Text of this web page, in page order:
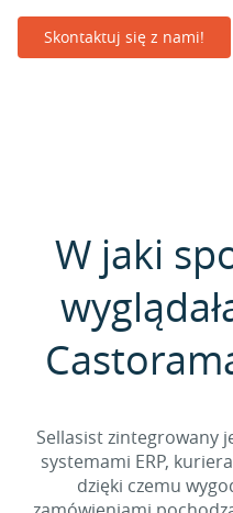
Skontaktuj się z nami!
W jaki
Sellasist zintegrowany
systemami ERP,
dzięki czemu